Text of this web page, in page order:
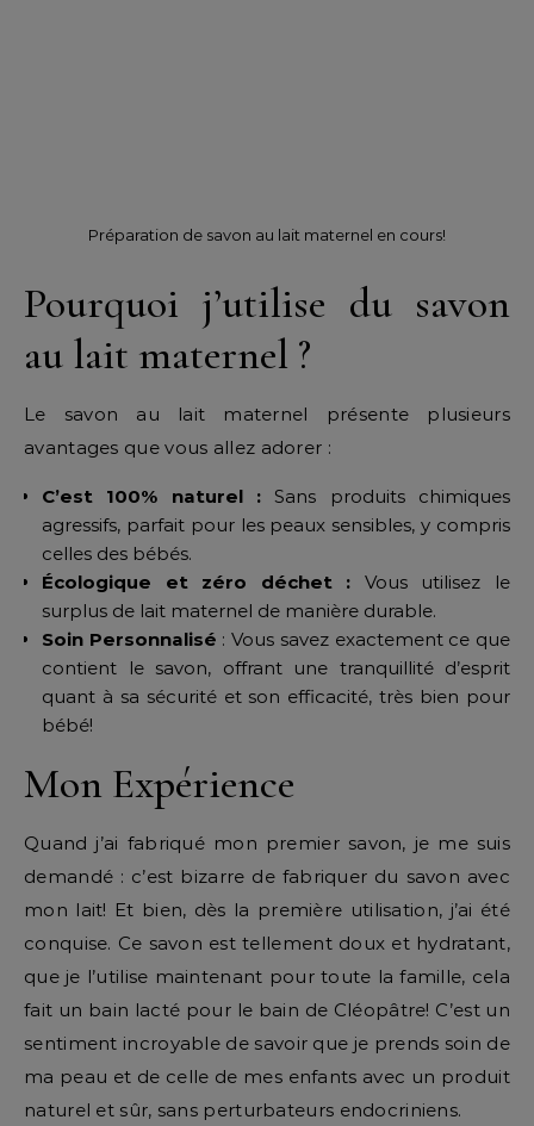
Préparation de savon au lait maternel en cours!
Pourquoi j’utilise du savon
au lait maternel ?
Le savon au lait maternel présente plusieurs
avantages que vous allez adorer :
C’est 100% naturel : Sans produits chimiques
agressifs, parfait pour les peaux sensibles, y compris
celles des bébés.
Écologique et zéro déchet : Vous utilisez le
surplus de lait maternel de manière durable.
Soin Personnalisé : Vous savez exactement ce que
contient le savon, offrant une tranquillité d’esprit
quant à sa sécurité et son efficacité, très bien pour
bébé!
Mon Expérience
Quand j’ai fabriqué mon premier savon, je me suis
demandé : c’est bizarre de fabriquer du savon avec
mon lait! Et bien, dès la première utilisation, j’ai été
conquise. Ce savon est tellement doux et hydratant,
que je l’utilise maintenant pour toute la famille, cela
fait un bain lacté pour le bain de Cléopâtre! C’est un
sentiment incroyable de savoir que je prends soin de
ma peau et de celle de mes enfants avec un produit
naturel et sûr, sans perturbateurs endocriniens.